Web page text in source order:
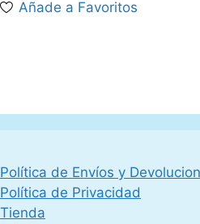
34,95 €.31,50 €.
Añade a Favoritos
Política de Envíos y
Política de Privacidad
Tienda